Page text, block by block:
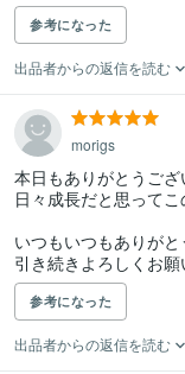
参考になった
出品者からの返信を読む
morigs
本日もありがとうござ
日々成長だと思って
いつもいつもありがと
引き続きよろしくお願
参考になった
出品者からの返信を読む